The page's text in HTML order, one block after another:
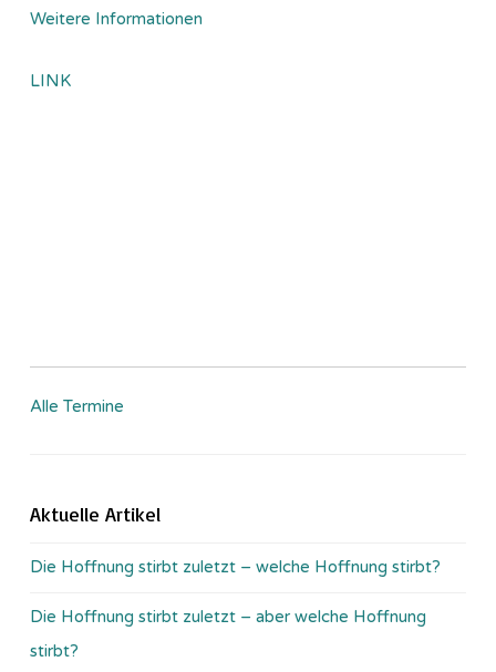
Weitere Informationen
LINK
Alle Termine
Aktuelle Artikel
Die Hoffnung stirbt zuletzt – welche Hoffnung stirbt?
Die Hoffnung stirbt zuletzt – aber welche Hoffnung
stirbt?